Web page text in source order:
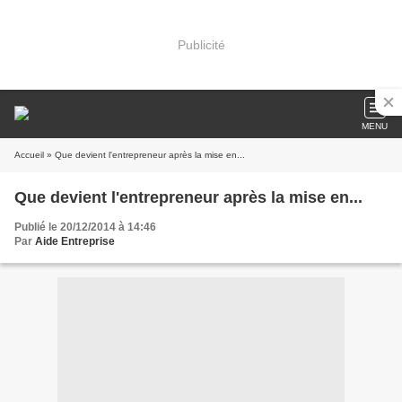
Publicité
MENU
Accueil » Que devient l'entrepreneur après la mise en...
Que devient l'entrepreneur après la mise en...
Publié le 20/12/2014 à 14:46
Par Aide Entreprise